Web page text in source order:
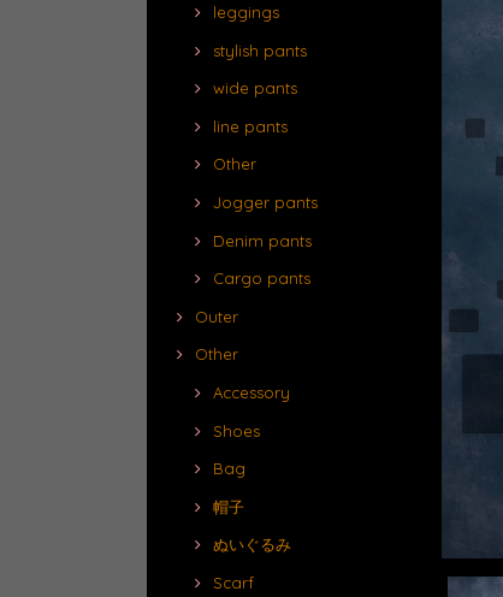
leggings
stylish pants
wide pants
line pants
Other
Jogger pants
Denim pants
Cargo pants
Outer
Other
Accessory
Shoes
Bag
帽子
ぬいぐるみ
Scarf